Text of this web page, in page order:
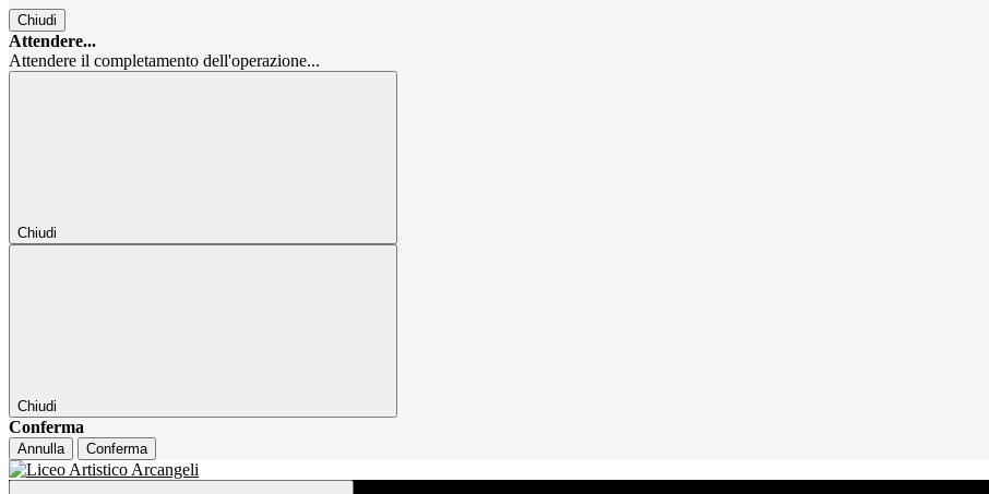
Chiudi
Attendere...
Attendere il completamento dell'operazione...
Chiudi
Chiudi
Conferma
Annulla Conferma